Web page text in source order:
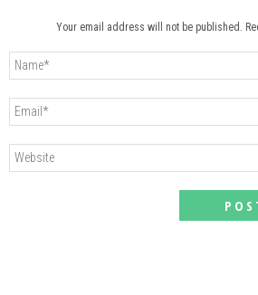
Your email address will not be published.